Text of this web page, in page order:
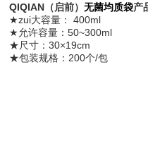
QIQIAN（启前）无菌均质袋产
★zui大容量： 400ml
★允许容量：50~300ml
★尺寸：30×19cm
★包装规格：200个/包